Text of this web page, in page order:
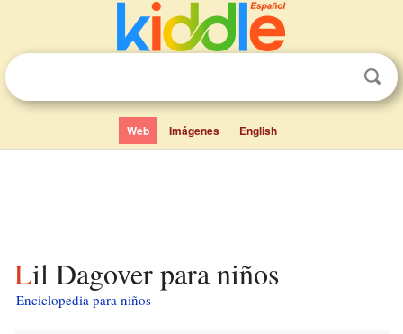
Web Imágenes English
Lil Dagover para niños
Enciclopedia para niños